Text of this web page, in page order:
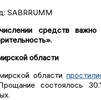
SABRRUMM
средств важно
области
области
состоялось